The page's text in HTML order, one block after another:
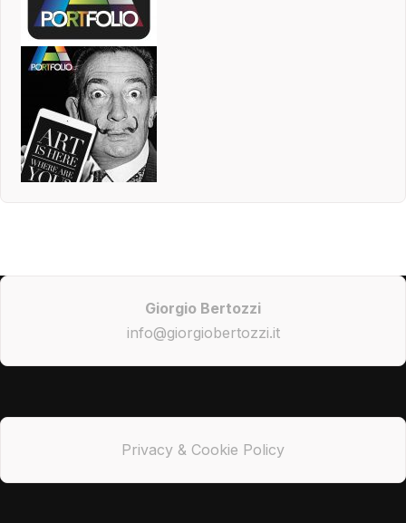
Giorgio Bertozzi
info@giorgiobertozzi.it
Privacy & Cookie Policy